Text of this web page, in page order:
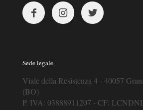
Sede legale
Viale della Resistenza 4 - 40057
(BO)
P. IVA: 03888911207 - CF: